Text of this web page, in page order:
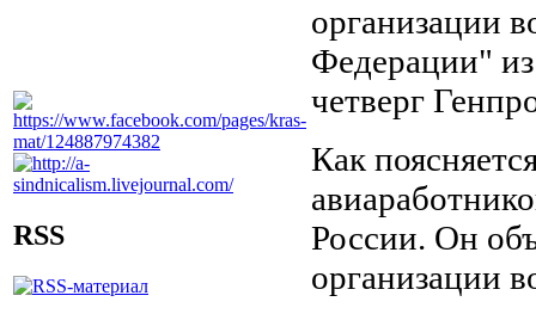
RSS
организации
Федерации"
четверг
Как
России. Он
организации